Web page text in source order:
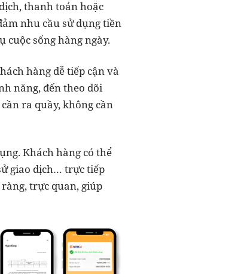
thanh toán hoặc
nhu cầu sử dụng tiền
sống hàng ngày.
hàng dễ tiếp cận và
năng, đến theo dõi
ra quầy, không cần
Khách hàng có thể
giao dịch… trực tiếp
trực quan, giúp